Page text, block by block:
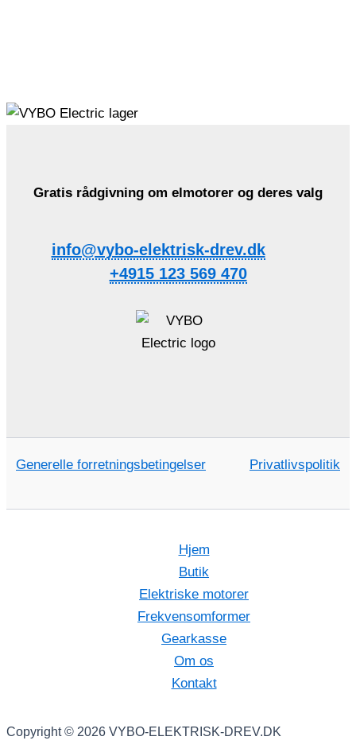
Gratis rådgivning om elmotorer og deres valg
info@vybo-elektrisk-drev.dk
+4915 123 569 470
Generelle forretningsbetingelser Privatlivspolitik
Hjem
Butik
Elektriske motorer
Frekvensomformer
Gearkasse
Om os
Kontakt
Copyright © 2026 VYBO-ELEKTRISK-DREV.DK